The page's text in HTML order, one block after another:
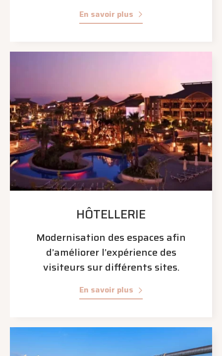
En savoir plus
HÔTELLERIE
Modernisation des espaces afin
d’améliorer l’expérience des
visiteurs sur différents sites.
En savoir plus